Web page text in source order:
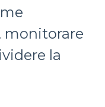
monitorare
la